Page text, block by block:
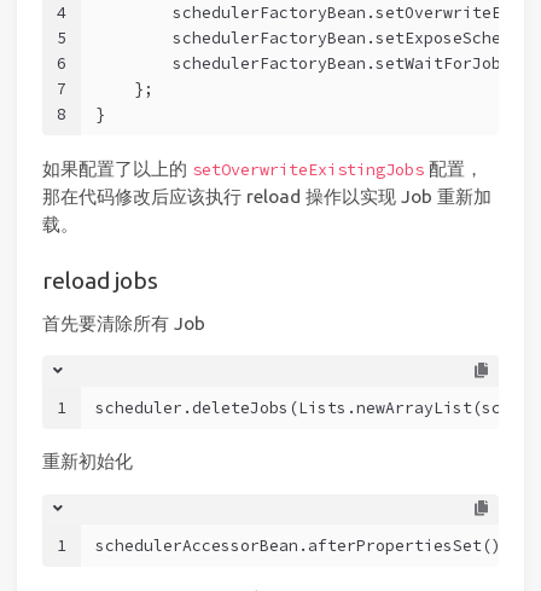
4
5
6
7
8
    };
}
如果配置了以上的 setOverwriteExistingJobs 配置，
那在代码修改后应该执行 reload 操作以实现 Job 重新加
载。
reload jobs
首先要清除所有 Job
1
重新初始化
1 schedulerAccessorBean.afterPropertiesSet();